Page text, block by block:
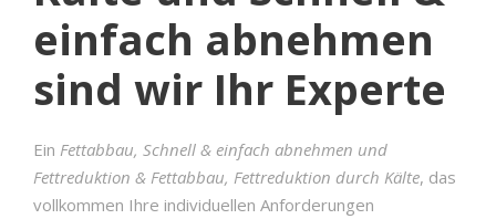
einfach abnehmen
sind wir Ihr Experte
Ein Fettabbau, Schnell & einfach abnehmen und
Fettreduktion & Fettabbau, Fettreduktion durch Kälte, das
vollkommen Ihre individuellen Anforderungen